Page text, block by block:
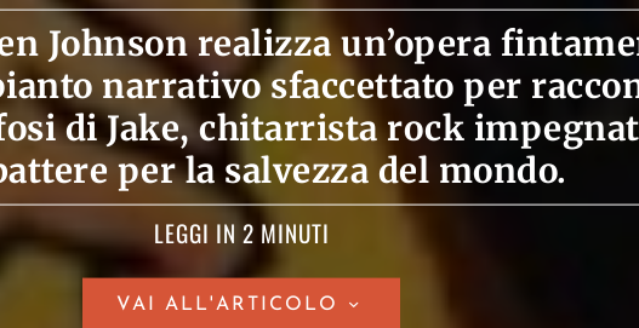
Johnson realizza un’opera
narrativo sfaccettato per
di Jake, chitarrista rock
per la salvezza del mondo.
LEGGI IN 2 MINUTI
VAI ALL'ARTICOLO